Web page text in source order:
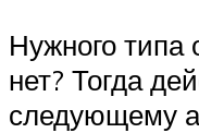
Нужного типа
нет? Тогда
следующему